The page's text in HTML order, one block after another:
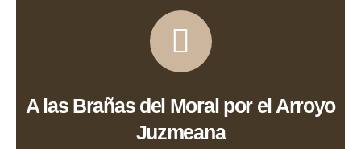
A las Brañas del Moral por el Arroyo
Juzmeana